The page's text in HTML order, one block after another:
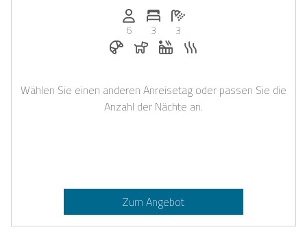
Anzahl der Personen: 6
6
Anzahl der Schlafzimmer: 3
3
Anzahl der Badezimmer: 3
3
Frühstück bei Casapilot buchbar
Hunde erlaubt
Whirlpool
Wählen Sie einen anderen Anreisetag oder passen Sie die
Anzahl der Nächte an.
Zum Angebot